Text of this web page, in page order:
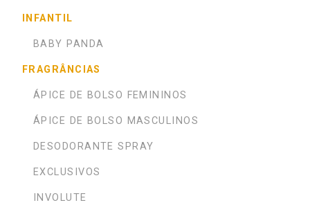
INFANTIL
BABY PANDA
FRAGRÂNCIAS
ÁPICE DE BOLSO FEMININOS
ÁPICE DE BOLSO MASCULINOS
DESODORANTE SPRAY
EXCLUSIVOS
INVOLUTE